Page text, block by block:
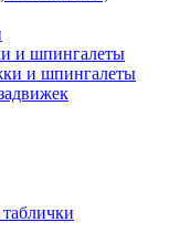
и шпингалеты
и шпингалеты